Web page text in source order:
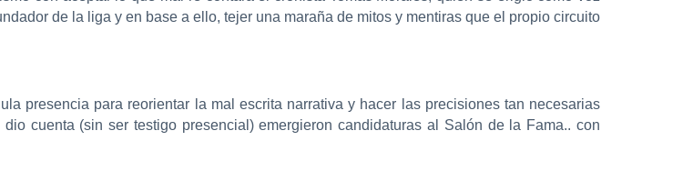
de la liga y en base a ello, tejer una maraña de mitos y mentiras que el propio circuito
presencia para reorientar la mal escrita narrativa y hacer las precisiones tan necesarias
cuenta (sin ser testigo presencial) emergieron candidaturas al Salón de la Fama.. con